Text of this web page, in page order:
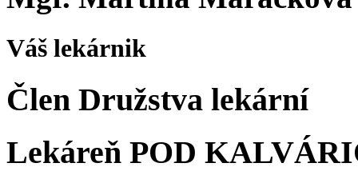
Váš lekárnik
Člen Družstva lekární
Lekáreň POD